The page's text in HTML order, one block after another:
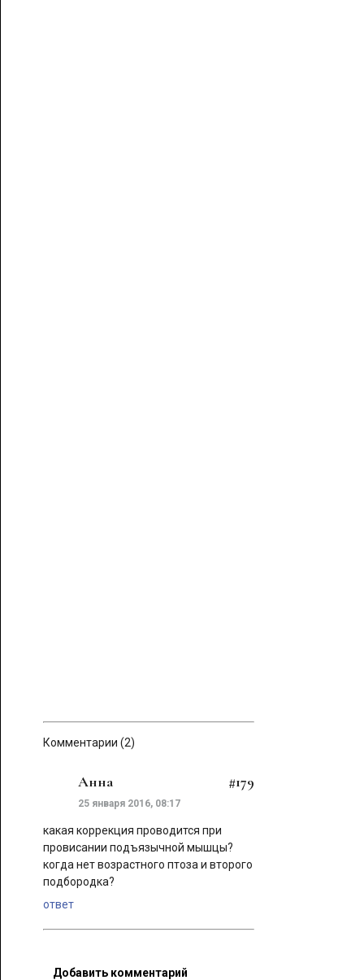
Комментарии (2)
Анна #179
25 января 2016, 08:17
какая коррекция проводится при
провисании подъязычной мышцы?
когда нет возрастного птоза и второго
подбородка?
ответ
Добавить комментарий